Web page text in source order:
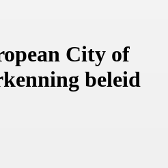
City of
beleid